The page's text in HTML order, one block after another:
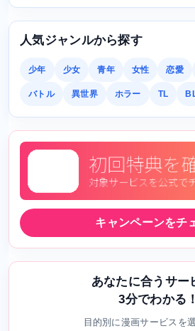
人気ジャンルから探す
少年 少女 青年 女性 恋愛
バトル 異世界 ホラー TL
キャンペーンをチ
あなたに合うサー
3分でわかる！
目的別に漫画サービスを